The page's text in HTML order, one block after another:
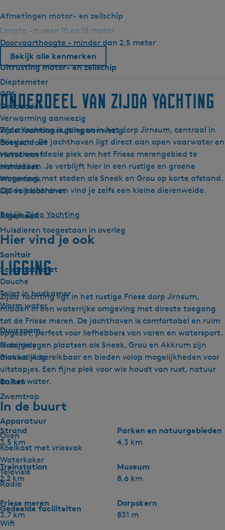
a
e
Afmetingen motor- en zeilschip
Lengte - tussen 10 en 15 meter
Doorvaarthoogte - minder dan 2,5 meter
Uitrusting motor- en zeilschip
Dieptemeter
GPS
Dekbedden
Verwarming aanwezig
Walstroomaansluiting aanwezig
Boegschroef
Hekschroef
Handdoek
Watertank
220 volt boordnet
Algemeen
Huisdieren toegestaan in overleg
Sanitair
Separaat toilet
Douche
Toilet in badkamer
Warm water
Duurzaam
Greenkey
Blauwe vlag
Buiten
Zwemtrap
Apparatuur
Oven
Koelkast met vriesvak
Waterkoker
Televisie
Radio
Gedeelde faciliteiten
Wifi
Bekijk alle kenmerken
Onderdeel van Zijda Yachting
Zijda Yachting is gelegen in het dorp Jirnsum, centraal in
Friesland. De jachthaven ligt direct aan open vaarwater en
vormt een ideale plek om het Friese merengebied te
ontdekken. Je verblijft hier in een rustige en groene
omgeving, met steden als Sneek en Grou op korte afstand.
Op de jachthaven vind je zelfs een kleine dierenweide.
Bekijk Zijda Yachting
Hier vind je ook
Ligging
Zijda Yachting ligt in het rustige Friese dorp Jirnsum,
midden in een waterrijke omgeving met directe toegang
tot de Friese meren. De jachthaven is comfortabel en ruim
opgezet, perfect voor liefhebbers van varen en watersport.
Nabijgelegen plaatsen als Sneek, Grou en Akkrum zijn
makkelijk bereikbaar en bieden volop mogelijkheden voor
uitstapjes. Een fijne plek voor wie houdt van rust, natuur
en het water.
In de buurt
Strand
3,5 km
Parken en natuurgebieden
4,3 km
Treinstation
2,2 km
Museum
8,6 km
Friese meren
3,7 km
Dorpskern
831 m